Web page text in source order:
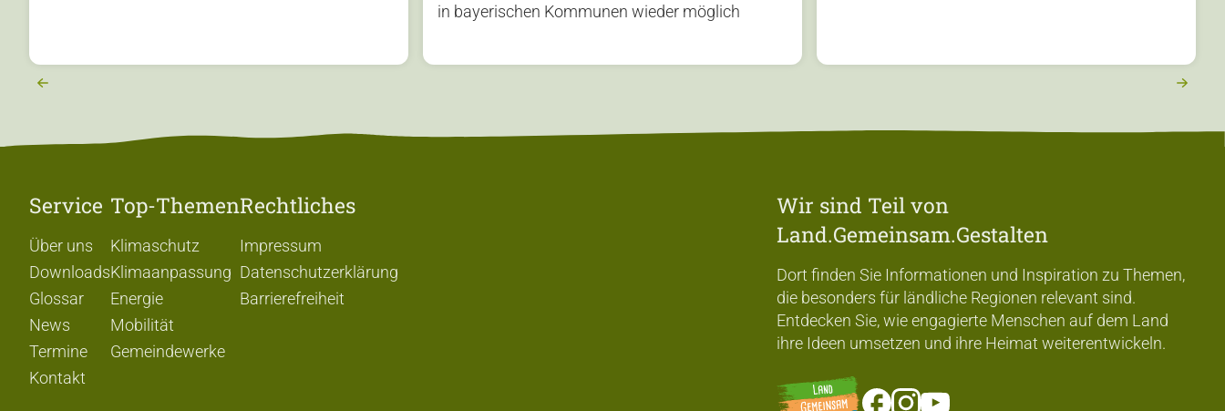
in bayerischen Kommunen wieder möglich
Service
Über uns
Downloads
Glossar
News
Termine
Kontakt
Top-Themen
Klimaschutz
Klimaanpassung
Energie
Mobilität
Gemeindewerke
Rechtliches
Impressum
Datenschutzerklärung
Barrierefreiheit
Wir sind Teil von
Land.Gemeinsam.Gestalten
Dort finden Sie Informationen und Inspiration zu Themen,
die besonders für ländliche Regionen relevant sind.
Entdecken Sie, wie engagierte Menschen auf dem Land
ihre Ideen umsetzen und ihre Heimat weiterentwickeln.